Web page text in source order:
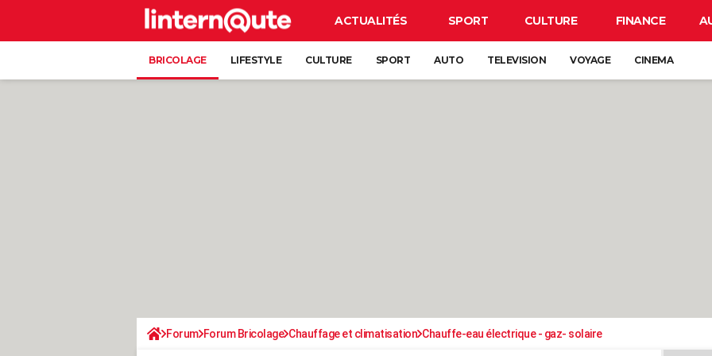
ACTUALITÉS SPORT CULTURE FINANCE
BRICOLAGE LIFESTYLE CULTURE SPORT AUTO TELEVISION VOYAGE CINEMA
Forum Forum Bricolage Chauffage et climatisation Chauffe-eau électrique - gaz- solaire